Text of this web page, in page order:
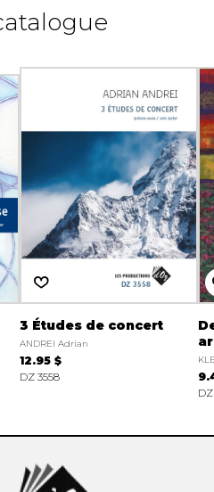
3 Études de concert
ANDREI Adrian
12.95 $
DZ 3558
DZ